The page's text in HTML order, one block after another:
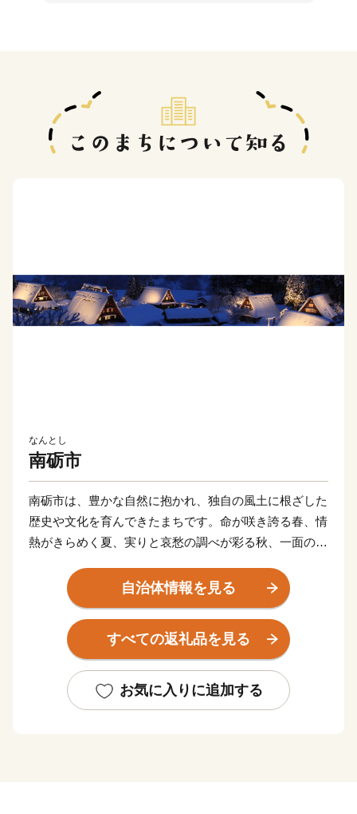
なんとし
南砺市
南砺市は、豊かな自然に抱かれ、独自の風土に根ざした
歴史や文化を育んできたまちです。命が咲き誇る春、情
熱がきらめく夏、実りと哀愁の調べが彩る秋、一面の雪
く南砺の里山では、四季を通じて人と自然が調和しゆっ
たりとした時間が流れています。中でも、山間部には平
成7年世界文化遺産に登録された「五箇山合掌造り集
落」があり、まるで昔話に出てくるような懐かしい風景
いただき、世界中からお客様が来訪されます。また300
年の伝統を誇る「城端曳山祭」（毎年５月４日・５日開
自治体情報を見る
すべての返礼品を見る
お気に入りに追加する